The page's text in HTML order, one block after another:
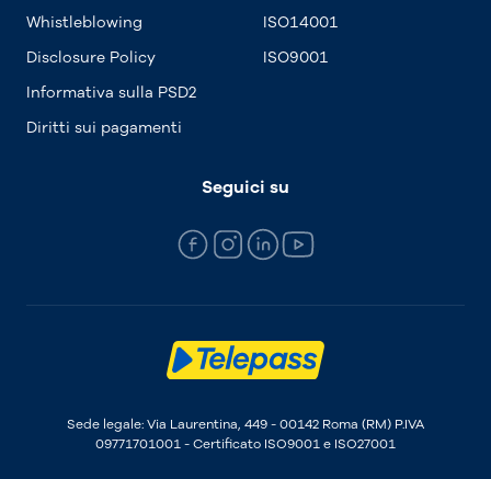
Whistleblowing
Disclosure Policy
Informativa sulla PSD2
Diritti sui pagamenti
ISO14001
ISO9001
Seguici su
Sede legale: Via Laurentina, 449 - 00142 Roma (RM) P.IVA
09771701001 - Certificato ISO9001 e ISO27001